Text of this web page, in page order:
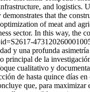
and logistics.
that the
of meat and
sector. In this way, the
y una profunda
de la
cualitativo y
de hasta quince días en
que, para